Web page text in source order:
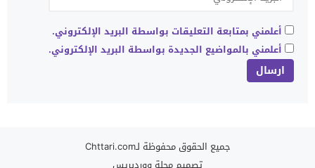
أعلمني بمتابعة التعليقات بواسطة البريد الإلكتروني.
أعلمني بالمواضيع الجديدة بواسطة البريد الإلكتروني.
جميع الحقوق محفوظة لـChttari.com